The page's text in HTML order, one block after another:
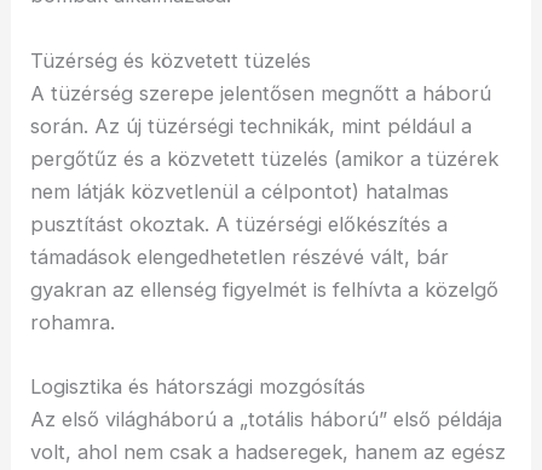
Tüzérség és közvetett tüzelés
A tüzérség szerepe jelentősen megnőtt a háború
során. Az új tüzérségi technikák, mint például a
pergőtűz és a közvetett tüzelés (amikor a tüzérek
nem látják közvetlenül a célpontot) hatalmas
pusztítást okoztak. A tüzérségi előkészítés a
támadások elengedhetetlen részévé vált, bár
gyakran az ellenség figyelmét is felhívta a közelgő
rohamra.
Logisztika és hátországi mozgósítás
Az első világháború a „totális háború” első példája
volt, ahol nem csak a hadseregek, hanem az egész